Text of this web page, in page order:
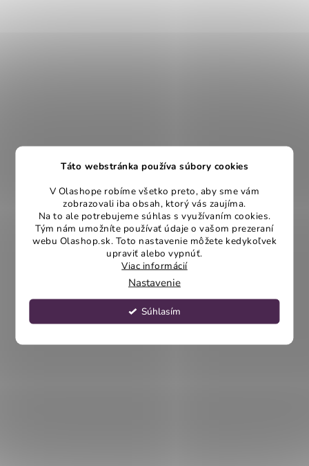
Táto webstránka používa súbory cookies
V Olashope robíme všetko preto, aby sme vám
zobrazovali iba obsah, ktorý vás zaujíma.
Na to ale potrebujeme súhlas s využívaním cookies.
Tým nám umožníte používať údaje o vašom prezeraní
webu Olashop.sk. Toto nastavenie môžete kedykoľvek
upraviť alebo vypnúť.
Viac informácií
Nastavenie
Súhlasím